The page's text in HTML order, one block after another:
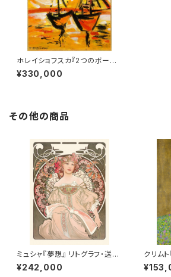
ホレイショフスカ『2つのボート』
リトグラフ・送料無料・新品額装・
UVカットアクリル仕様
¥330,000
その他の商品
ミュシャ『夢想』 リトグラフ・送料
無料・新品額装・UVカットアクリ
ル仕様
¥242,000
クリムト
グラフ
カットア